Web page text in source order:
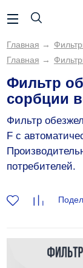
Главная →
Главная →
Фильтр
сорбции
Фильтр
F c
потребителей.